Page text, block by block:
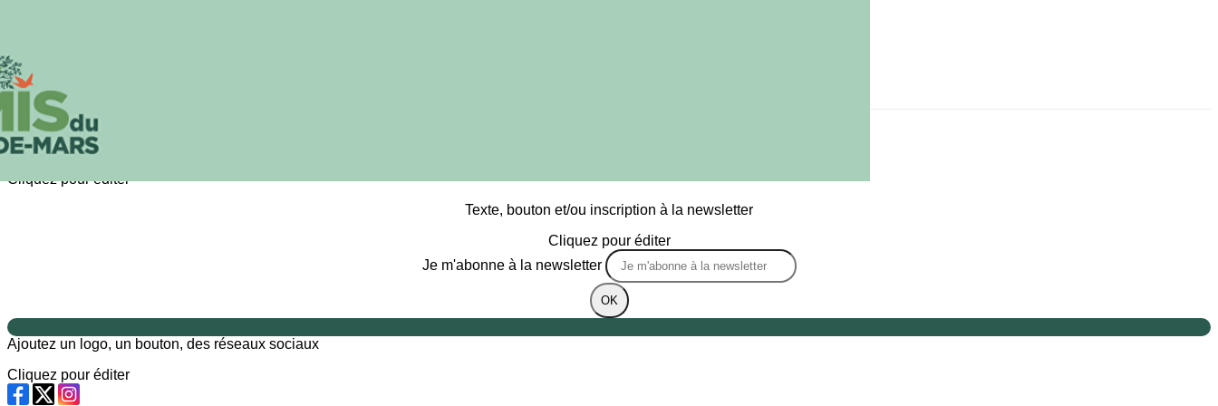
Menu
Images de la page d'accueil
Cliquez pour éditer
Texte, bouton et/ou inscription à la newsletter
Cliquez pour éditer
Je m'abonne à la newsletter
OK
Ajoutez un logo, un bouton, des réseaux sociaux
Cliquez pour éditer